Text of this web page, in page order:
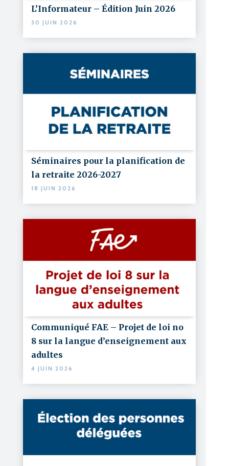
L’Informateur – Édition Juin 2026
30 JUIN 2026
Séminaires pour la planification de
la retraite 2026-2027
18 JUIN 2026
Communiqué FAE – Projet de loi no
8 sur la langue d’enseignement aux
adultes
4 JUIN 2026